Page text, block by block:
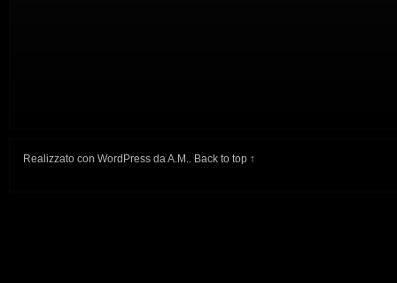
Realizzato con WordPress daA.M.. Back to top ↑